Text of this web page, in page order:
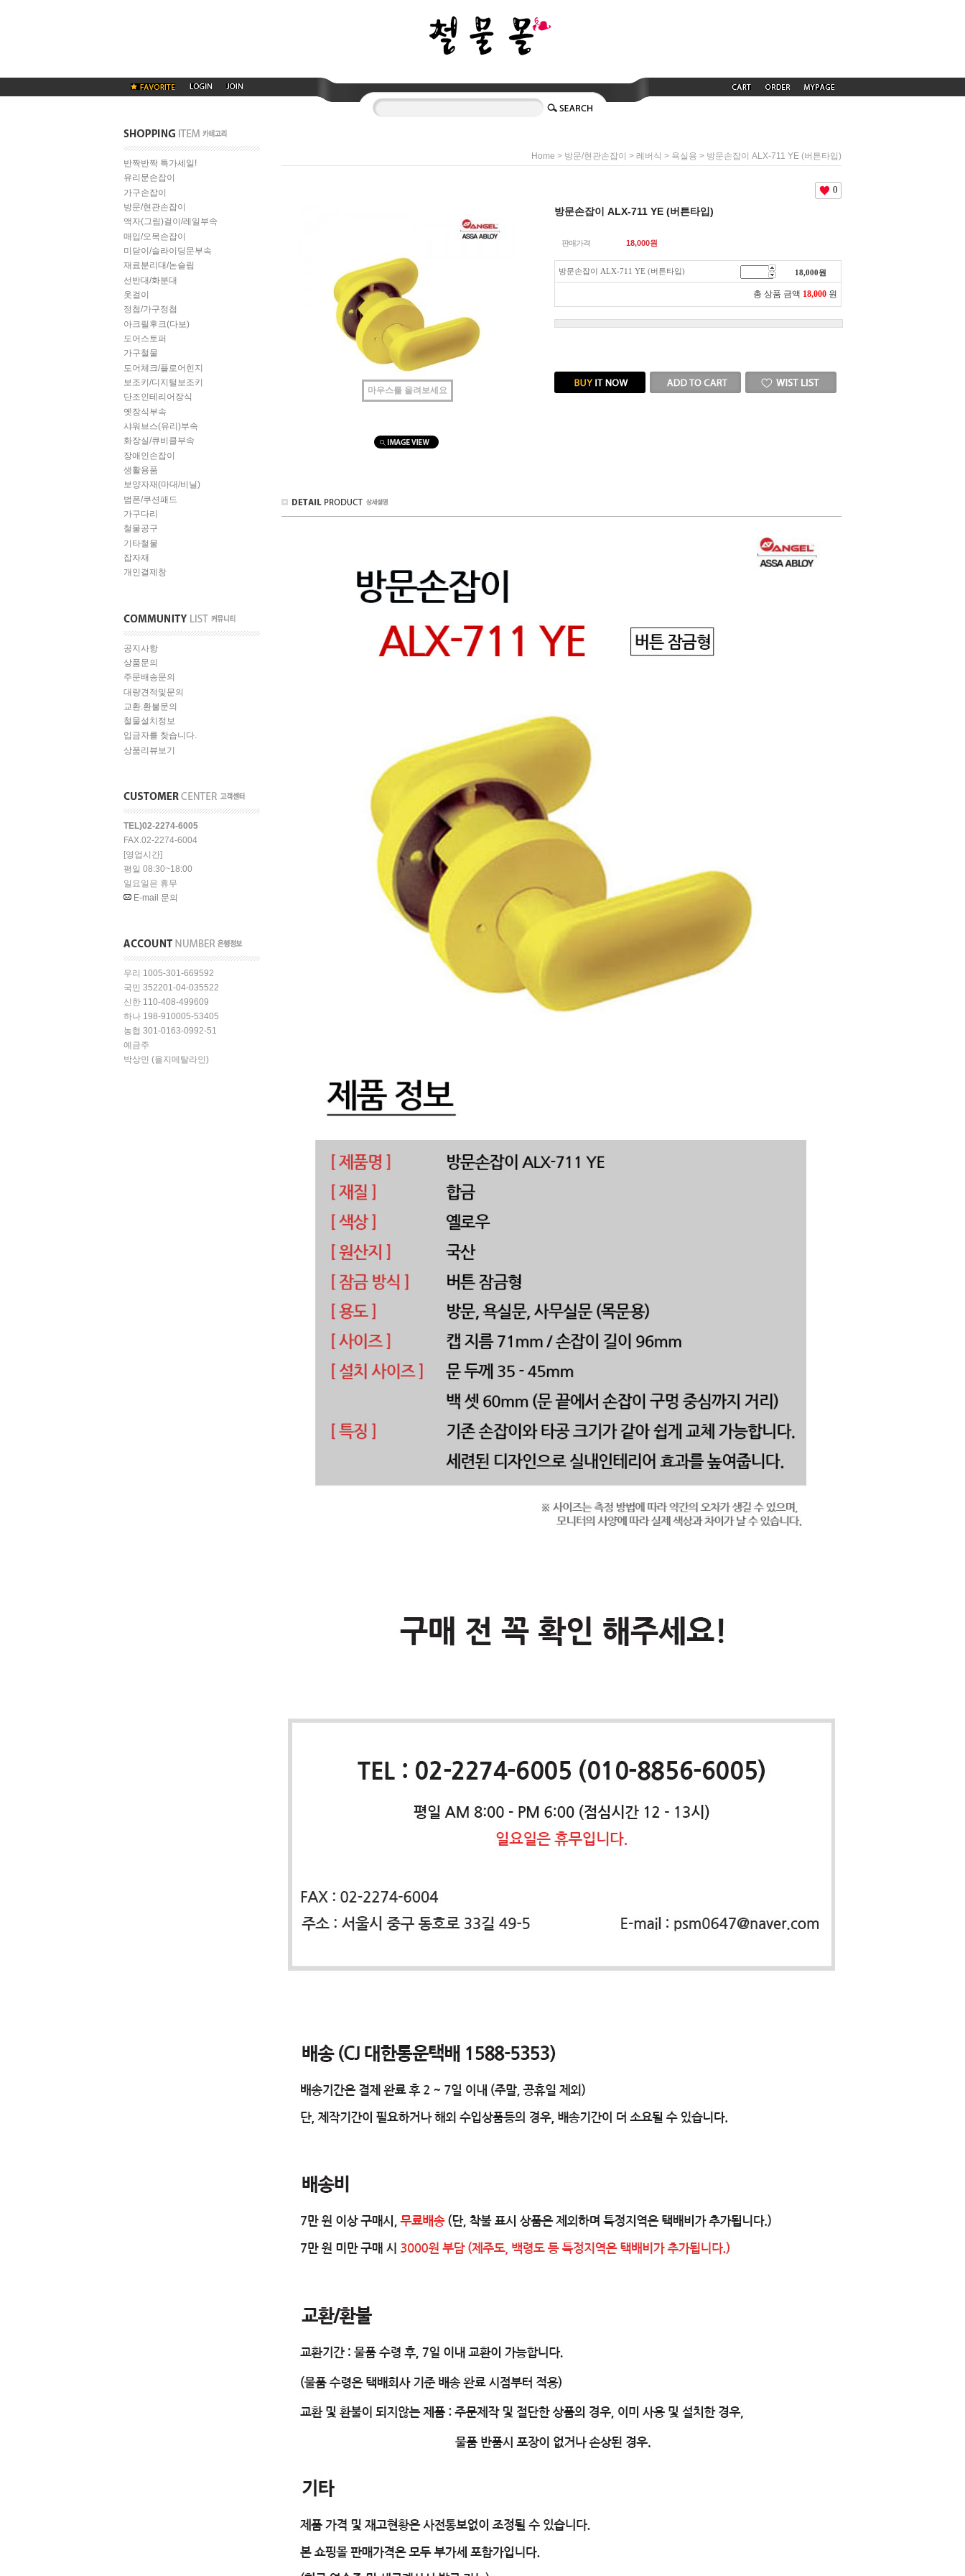
반짝반짝 특가세일!
유리문손잡이
가구손잡이
방문/현관손잡이
액자(그림)걸이/레일부속
매입/오목손잡이
미닫이/슬라이딩문부속
재료분리대/논슬립
선반대/화분대
옷걸이
정첩/가구정첩
아크릴후크(다보)
도어스토퍼
가구철물
도어체크/플로어힌지
보조키/디지털보조키
단조인테리어장식
옛장식부속
샤워브스(유리)부속
화장실/큐비클부속
장애인손잡이
생활용품
보양자재(마대/비닐)
범폰/쿠션패드
가구다리
철물공구
기타철물
잡자재
개인결제창
공지사항
상품문의
주문배송문의
대량견적및문의
교환.환불문의
철물설치정보
입금자를 찾습니다.
상품리뷰보기
TEL)02-2274-6005
FAX.02-2274-6004
[영업시간]
평일 08:30~18:00
일요일은 휴무
E-mail 문의
우리 1005-301-669592
국민 352201-04-035522
신한 110-408-499609
하나 198-910005-53405
농협 301-0163-0992-51
예금주
박상민 (을지메탈라인)
Home > 방문/현관손잡이 > 레버식 > 욕실용 > 방문손잡이 ALX-711 YE (버튼타입)
마우스를 올려보세요
0
방문손잡이 ALX-711 YE (버튼타입)
판매가격 18,000원
방문손잡이 ALX-711 YE (버튼타입) 18,000원
총 상품 금액 18,000 원